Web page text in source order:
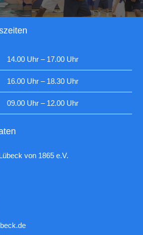
14.00 Uhr – 17.00 Uhr
16.00 Uhr – 18.30 Uhr
09.00 Uhr – 12.00 Uhr
von 1865 e.V.